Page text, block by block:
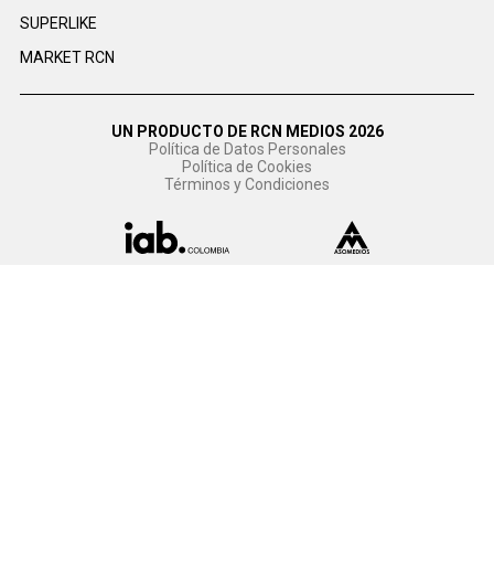
SUPERLIKE
MARKET RCN
UN PRODUCTO DE RCN MEDIOS 2026
Política de Datos Personales
Política de Cookies
Términos y Condiciones